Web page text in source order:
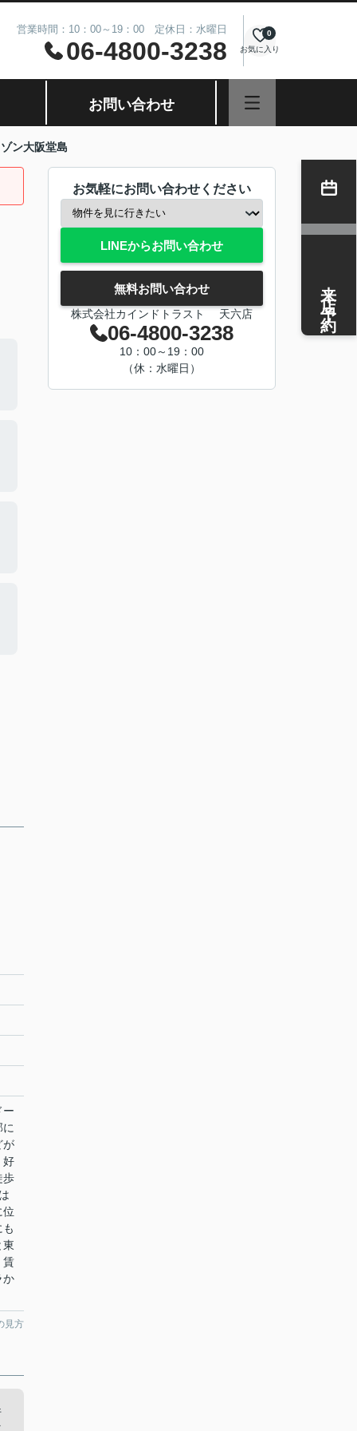
営業時間：10：00～19：00 定休日：水曜日
06-4800-3238 お気に入り
0
お問い合わせ
ン大阪堂島
ー
が
好
歩
位
東
賃
か
見方
お気軽にお問い合わせください
LINEからお問い合わせ
無料お問い合わせ
株式会社カインドトラスト 天六店
06-4800-3238
10：00～19：00
（休：水曜日）
来店予約